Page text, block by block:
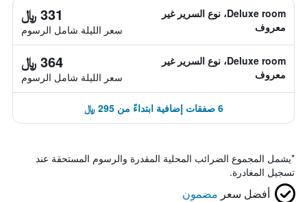
Deluxe room، نوع السرير غير
معروف
331 ﷼
سعر الليلة شامل الرسوم
Deluxe room، نوع السرير غير
معروف
364 ﷼
سعر الليلة شامل الرسوم
6 صفقات إضافية ابتداءً من 295 ﷼
*يشمل المجموع الضرائب المحلية المقدرة والرسوم المستحقة عند
تسجيل المغادرة.
أفضل سعر مضمون